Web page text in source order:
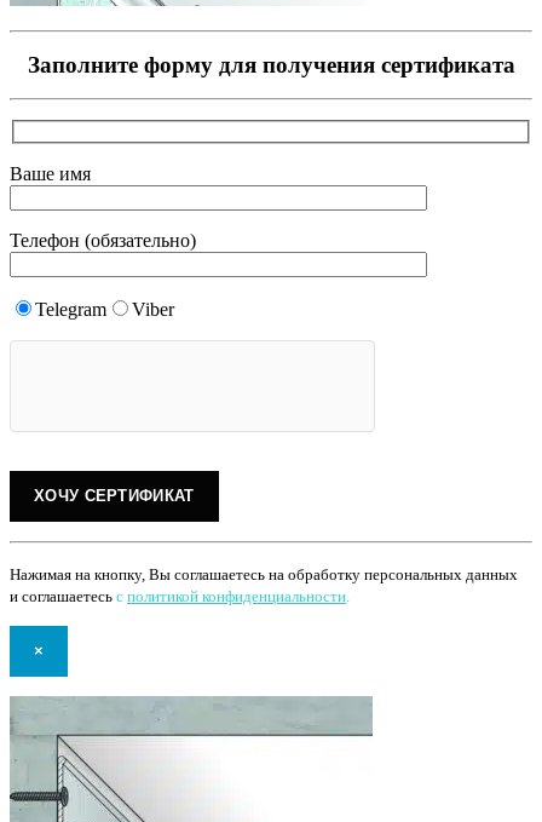
Заполните форму для получения сертификата
Ваше имя
Телефон (обязательно)
Telegram Viber
Нажимая на кнопку, Вы соглашаетесь на обработку персональных данных
и соглашаетесь с политикой конфиденциальности
×